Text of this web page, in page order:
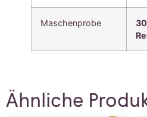
Maschenprobe
Ähnliche